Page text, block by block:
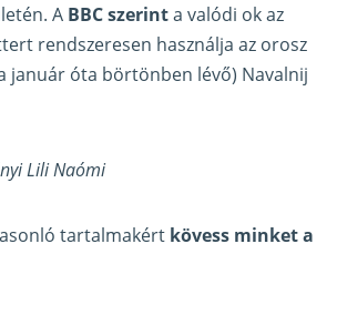
A BBC szerinta valódi ok az
rendszeresen használja az orosz
január óta börtönben lévő) Navalnij
Lili Naómi
tartalmakért kövess minket a